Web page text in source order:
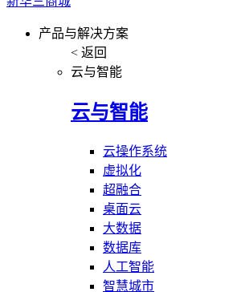
产品与解决方案
< 返回
云与智能
云与智能
云操作系统
虚拟化
超融合
桌面云
大数据
数据库
人工智能
智慧城市